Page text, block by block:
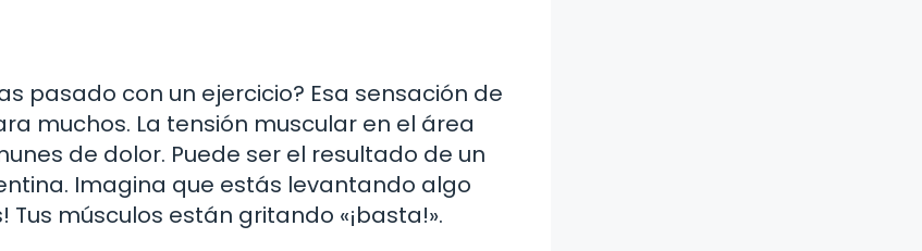
pasado con un ejercicio? Esa sensación de
muchos. La tensión muscular en el área
de dolor. Puede ser el resultado de un
Imagina que estás levantando algo
Tus músculos están gritando «¡basta!».